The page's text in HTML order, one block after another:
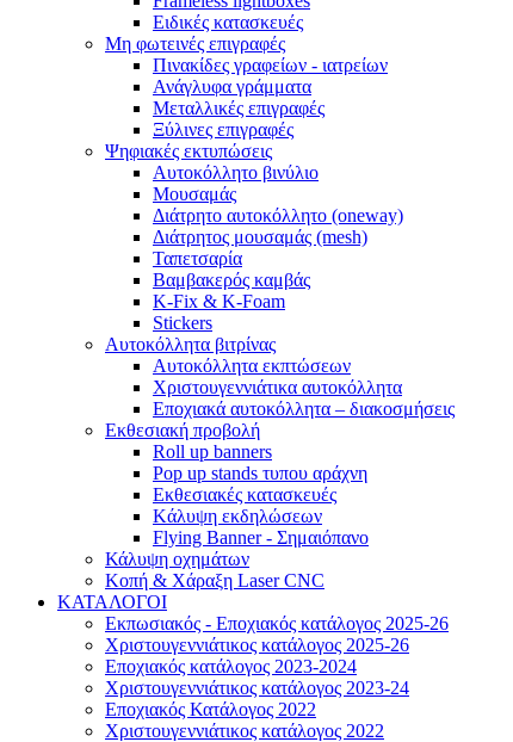
Ειδικές κατασκευές
Μη φωτεινές επιγραφές
Πινακίδες γραφείων - ιατρείων
Ανάγλυφα γράμματα
Μεταλλικές επιγραφές
Ξύλινες επιγραφές
Ψηφιακές εκτυπώσεις
Αυτοκόλλητο βινύλιο
Μουσαμάς
Διάτρητο αυτοκόλλητο (oneway)
Διάτρητος μουσαμάς (mesh)
Ταπετσαρία
Βαμβακερός καμβάς
K-Fix & K-Foam
Stickers
Αυτοκόλλητα βιτρίνας
Αυτοκόλλητα εκπτώσεων
Xριστουγεννιάτικα αυτοκόλλητα
Εποχιακά αυτοκόλλητα – διακοσμήσεις
Εκθεσιακή προβολή
Roll up banners
Pop up stands τυπου αράχνη
Εκθεσιακές κατασκευές
Kάλυψη εκδηλώσεων
Flying Banner - Σημαιόπανο
Κάλυψη οχημάτων
Κοπή & Χάραξη Laser CNC
ΚΑΤΑΛΟΓΟΙ
Εκπωσιακός - Εποχιακός κατάλογος 2025-26
Χριστουγεννιάτικος κατάλογος 2025-26
Εποχιακός κατάλογος 2023-2024
Χριστουγεννιάτικος κατάλογος 2023-24
Εποχιακός Κατάλογος 2022
Χριστουγεννιάτικος κατάλογος 2022